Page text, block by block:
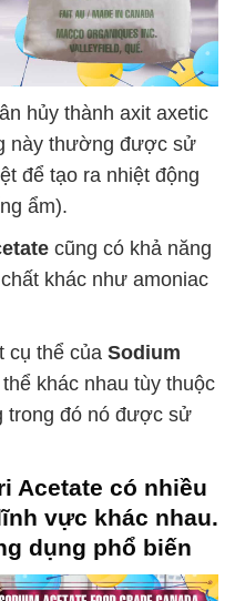
hủy thành axit axetic
này thường được sử
để tạo ra nhiệt động
ẩm).
cũng có khả năng
khác như amoniac
cụ thể của Sodium
khác nhau tùy thuộc
trong đó nó được sử
Acetate có nhiều
vực khác nhau.
dụng phổ biến